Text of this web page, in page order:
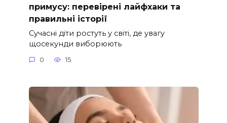
примусу: перевірені лайфхаки та
правильні історії
Сучасні діти ростуть у світі, де увагу
щосекунди виборюють
0 15